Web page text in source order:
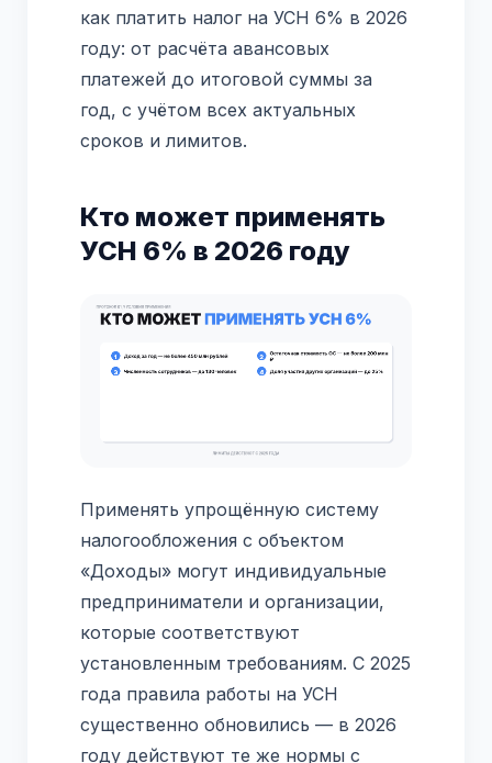
как платить налог на УСН 6% в 2026
году: от расчёта авансовых
платежей до итоговой суммы за
год, с учётом всех актуальных
сроков и лимитов.
Кто может применять
УСН 6% в 2026 году
Применять упрощённую систему
налогообложения с объектом
«Доходы» могут индивидуальные
предприниматели и организации,
которые соответствуют
установленным требованиям. С 2025
года правила работы на УСН
существенно обновились — в 2026
году действуют те же нормы с